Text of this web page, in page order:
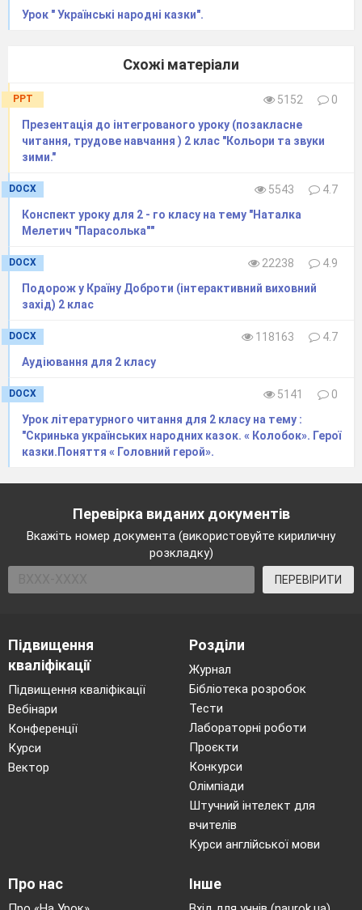
Урок " Українські народні казки".
Схожі матеріали
PPT 5152
0
Презентація до інтегрованого уроку (позакласне
читання, трудове навчання ) 2 клас "Кольори та звуки
зими."
DOCX 5543
4.7
Конспект уроку для 2 - го класу на тему "Наталка
Мелетич "Парасолька""
DOCX 22238
4.9
Подорож у Країну Доброти (інтерактивний виховний
захід) 2 клас
DOCX 118163
4.7
Аудіювання для 2 класу
DOCX 5141
0
Урок літературного читання для 2 класу на тему :
"Скринька українських народних казок. « Колобок». Герої
казки.Поняття « Головний герой».
Перевірка виданих документів
Вкажіть номер документа (використовуйте кириличну
розкладку)
ПЕРЕВІРИТИ
Підвищення
кваліфікації
Підвищення кваліфікації
Вебінари
Конференції
Курси
Вектор
Розділи
Журнал
Бібліотека розробок
Тести
Лабораторні роботи
Проєкти
Конкурси
Олімпіади
Штучний інтелект для
вчителів
Курси англійської мови
Про нас Інше